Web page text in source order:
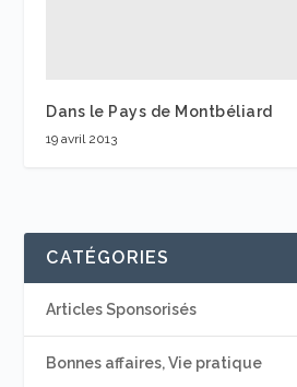
Dans le Pays de Montbéliard
19 avril 2013
CATÉGORIES
Articles Sponsorisés
Bonnes affaires, Vie pratique